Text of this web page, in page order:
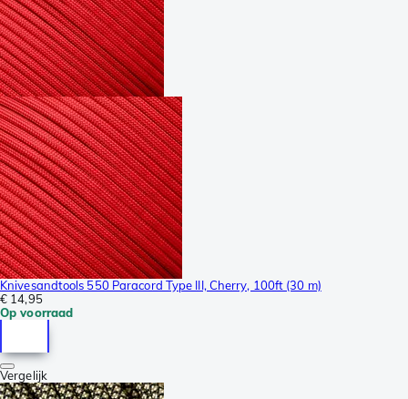
Knivesandtools 550 Paracord Type III, Cherry, 100ft (30 m)
€ 14,95
Op voorraad
Vergelijk